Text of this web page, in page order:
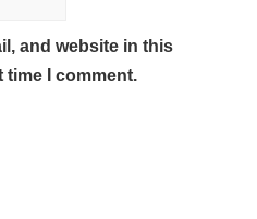
and website in this
time I comment.